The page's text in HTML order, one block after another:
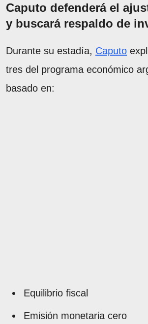
Caputo defenderá el
y buscará respaldo de
Durante su estadía, Caputo
tres del programa económico
basado en:
Equilibrio fiscal
Emisión monetaria cero